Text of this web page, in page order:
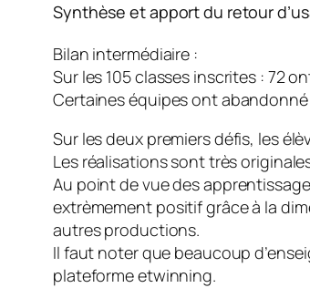
Synthèse et apport du retour
Bilan intermédiaire :
Sur les 105 classes inscrites : 72
Certaines équipes ont
Sur les deux premiers défis, les
Les réalisations sont très
Au point de vue des
extrèmement positif grâce à la
autres productions.
Il faut noter que beaucoup
plateforme etwinning.